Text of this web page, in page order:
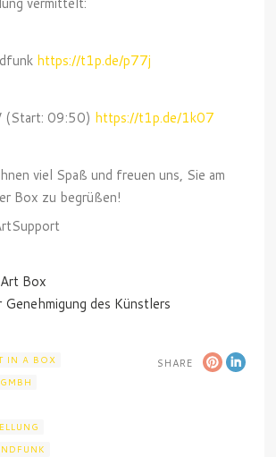
https://t1p.de/p77j
(Start: 09:50) https://t1p.de/1k07
viel Spaß und freuen uns, Sie am
Box zu begrüßen!
Box
des Künstlers
SHARE
IN A BOX